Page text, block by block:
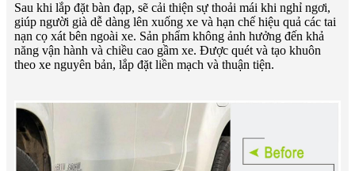
Sau khi lắp đặt bàn đạp, sẽ cải thiện sự thoải mái khi nghỉ ngơi,
giúp người già dễ dàng lên xuống xe và hạn chế hiệu quả các tai
nạn cọ xát bên ngoài xe. Sản phẩm không ảnh hưởng đến khả
năng vận hành và chiều cao gầm xe. Được quét và tạo khuôn
theo xe nguyên bản, lắp đặt liền mạch và thuận tiện.